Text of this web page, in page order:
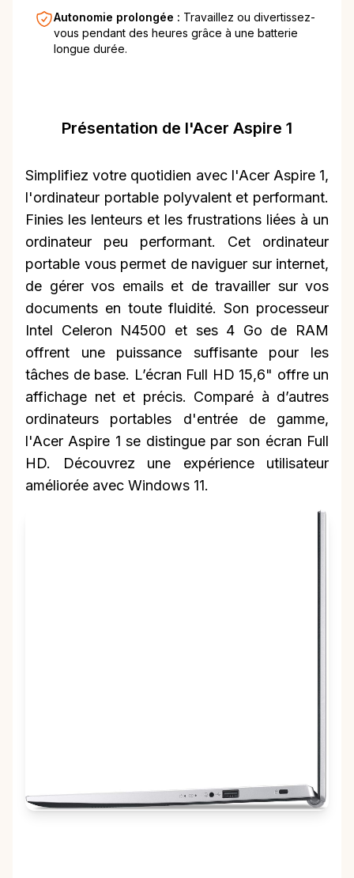
Autonomie prolongée : Travaillez ou divertissez-
vous pendant des heures grâce à une batterie
longue durée.
Présentation de l'Acer Aspire 1
Simplifiez votre quotidien avec l'Acer Aspire 1,
l'ordinateur portable polyvalent et performant.
Finies les lenteurs et les frustrations liées à un
ordinateur peu performant. Cet ordinateur
portable vous permet de naviguer sur internet,
de gérer vos emails et de travailler sur vos
documents en toute fluidité. Son processeur
Intel Celeron N4500 et ses 4 Go de RAM
offrent une puissance suffisante pour les
tâches de base. L’écran Full HD 15,6" offre un
affichage net et précis. Comparé à d’autres
ordinateurs portables d'entrée de gamme,
l'Acer Aspire 1 se distingue par son écran Full
HD. Découvrez une expérience utilisateur
améliorée avec Windows 11.